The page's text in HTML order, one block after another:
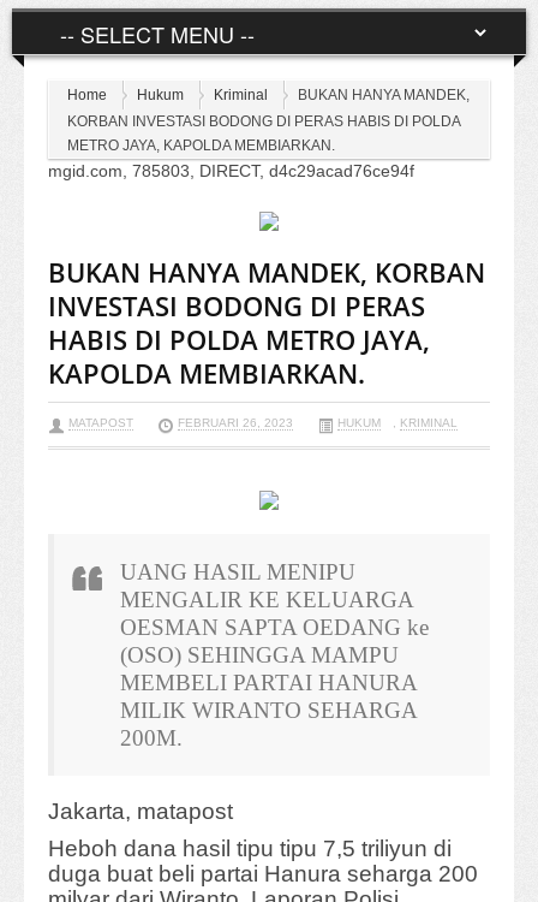
Home Hukum Kriminal
BUKAN HANYA MANDEK,
KORBAN INVESTASI BODONG DI PERAS HABIS DI POLDA
METRO JAYA, KAPOLDA MEMBIARKAN.
mgid.com, 785803, DIRECT, d4c29acad76ce94f
BUKAN HANYA MANDEK, KORBAN
INVESTASI BODONG DI PERAS
HABIS DI POLDA METRO JAYA,
KAPOLDA MEMBIARKAN.
MATAPOST FEBRUARI 26, 2023 HUKUM , KRIMINAL
UANG HASIL MENIPU
MENGALIR KE KELUARGA
OESMAN SAPTA OEDANG ke
(OSO) SEHINGGA MAMPU
MEMBELI PARTAI HANURA
MILIK WIRANTO SEHARGA
200M.
Jakarta, matapost
Heboh dana hasil tipu tipu 7,5 triliyun di
duga buat beli partai Hanura seharga 200